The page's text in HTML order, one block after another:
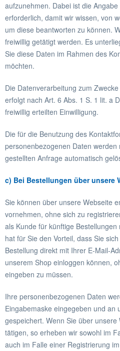
aufzunehmen. Dabei ist die
erforderlich, damit wir wissen, von
um diese beantworten zu können.
freiwillig getätigt werden. Es
Sie diese Daten im Rahmen des
möchten.
Die Datenverarbeitung zum
erfolgt nach Art. 6 Abs. 1 S. 1 lit. a
freiwillig erteilten Einwilligung.
Die für die Benutzung des
personenbezogenen Daten
gestellten Anfrage automatisch
c) Bei Bestellungen über unsere
Sie können über unsere Webseite
vornehmen, ohne sich zu
als Kunde für künftige
hat für Sie den Vorteil, dass Sie
Bestellung direkt mit Ihrer E-Mail-
unserem Shop einloggen können,
eingeben zu müssen.
Ihre personenbezogenen Daten
Eingabemaske eingegeben und an
gespeichert. Wenn Sie über unsere
tätigen, so erheben wir sowohl im
auch im Falle einer Registrierung